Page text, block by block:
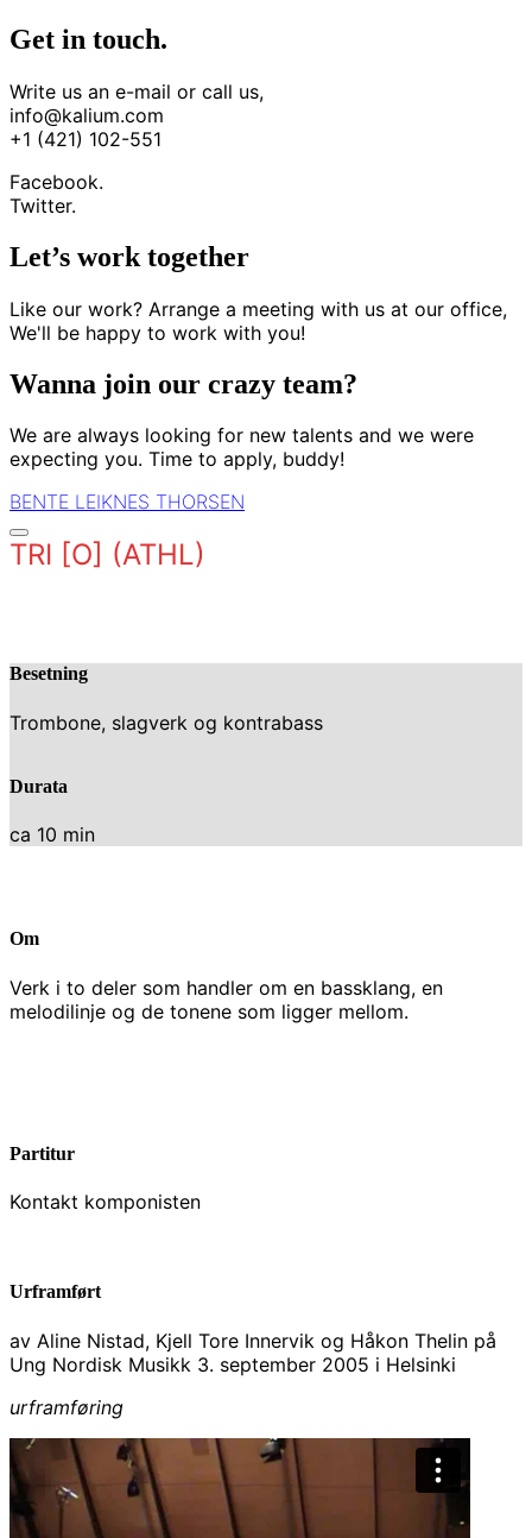
Get in touch.
Write us an e-mail or call us,
info@kalium.com
+1 (421) 102-551
Facebook.
Twitter.
Let’s work together
Like our work? Arrange a meeting with us at our office,
We'll be happy to work with you!
Wanna join our crazy team?
We are always looking for new talents and we were
expecting you. Time to apply, buddy!
BENTE LEIKNES THORSEN
TRI [O] (ATHL)
Besetning
Trombone, slagverk og kontrabass
Durata
ca 10 min
Om
Verk i to deler som handler om en bassklang, en
melodilinje og de tonene som ligger mellom.
Partitur
Kontakt komponisten
Urframført
av Aline Nistad, Kjell Tore Innervik og Håkon Thelin på
Ung Nordisk Musikk 3. september 2005 i Helsinki
urframføring